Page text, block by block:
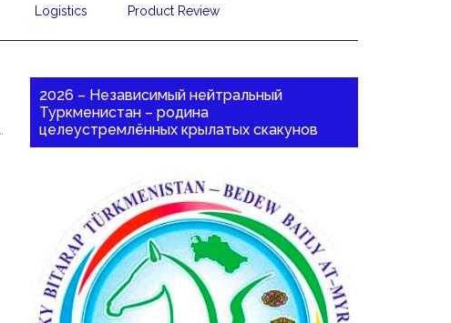
Logistics Product Review
2026 – Независимый нейтральный
Туркменистан – родина
целеустремлённых крылатых скакунов